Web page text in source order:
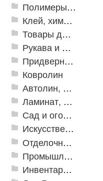
Полимеры и пластики
Клей, химия, сопутствующие товары
Товары для дома
Рукава и шланги промышленные
Придверные решетки
Ковролин
Автолин, Транслин, Линолеум
Ламинат, Кварцвиниловая плитка SPC
Сад и огород
Искусственная трава
Отделочные профили
Промышленный текстиль
Инвентарь для клининга